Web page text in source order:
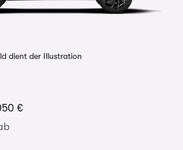
dient der Illustration
€